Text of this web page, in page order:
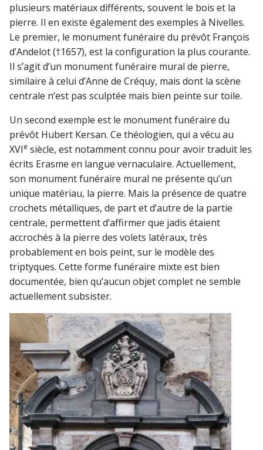
plusieurs matériaux différents, souvent le bois et la
pierre. Il en existe également des exemples à Nivelles.
Le premier, le monument funéraire du prévôt François
d’Andelot (†1657), est la configuration la plus courante.
Il s’agit d’un monument funéraire mural de pierre,
similaire à celui d’Anne de Créquy, mais dont la scène
centrale n’est pas sculptée mais bien peinte sur toile.
Un second exemple est le monument funéraire du
prévôt Hubert Kersan. Ce théologien, qui a vécu au
XVIe siècle, est notamment connu pour avoir traduit les
écrits Erasme en langue vernaculaire. Actuellement,
son monument funéraire mural ne présente qu’un
unique matériau, la pierre. Mais la présence de quatre
crochets métalliques, de part et d’autre de la partie
centrale, permettent d’affirmer que jadis étaient
accrochés à la pierre des volets latéraux, très
probablement en bois peint, sur le modèle des
triptyques. Cette forme funéraire mixte est bien
documentée, bien qu’aucun objet complet ne semble
actuellement subsister.